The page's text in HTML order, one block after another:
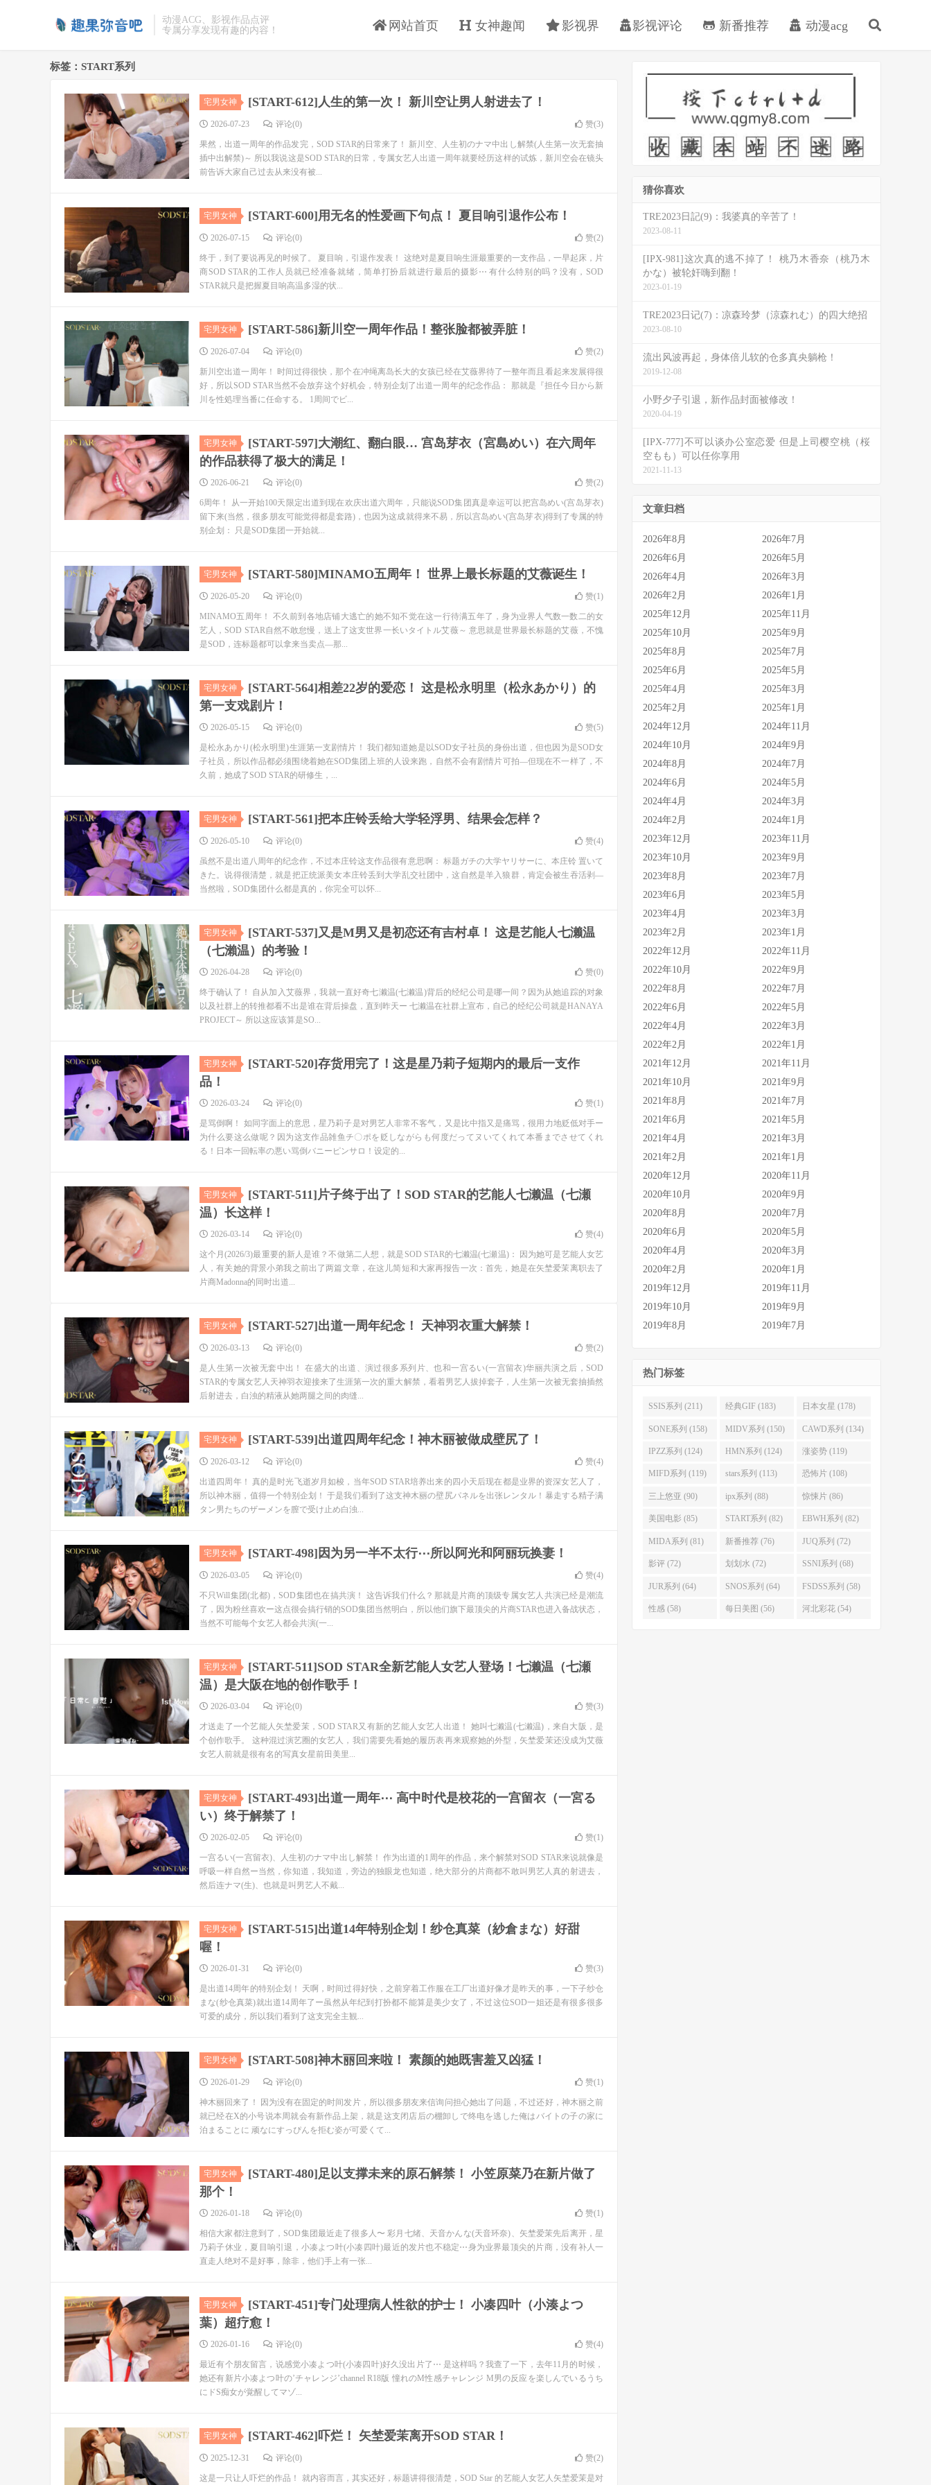
动漫ACG、影视作品点评
专属分享发现有趣的内容！
网站首页 女神趣闻 影视界 影视评论 新番推荐 动漫acg
标签：START系列
宅男女神 [START-612]人生的第一次！ 新川空让男人射进去了！
2026-07-23 评论(0) 赞(3)
果然，出道一周年的作品发完，SOD STAR的日常来了！ 新川空、人生初のナマ中出し解禁(人生第一次无套抽
插中出解禁)～ 所以我说这是SOD STAR的日常，专属女艺人出道一周年就要经历这样的试炼，新川空会在镜头
前告诉大家自己过去从来没有被...
宅男女神 [START-600]用无名的性爱画下句点！ 夏目响引退作公布！
2026-07-15 评论(0) 赞(2)
终于，到了要说再见的时候了。 夏目响，引退作发表！ 这绝对是夏目响生涯最重要的一支作品，一早起床，片
商SOD STAR的工作人员就已经准备就绪，简单打扮后就进行最后的摄影⋯ 有什么特别的吗？没有，SOD
STAR就只是把握夏目响高温多湿的状...
宅男女神 [START-586]新川空一周年作品！整张脸都被弄脏！
2026-07-04 评论(0) 赞(2)
新川空出道一周年！ 时间过得很快，那个在冲绳离岛长大的女孩已经在艾薇界待了一整年而且看起来发展得很
好，所以SOD STAR当然不会放弃这个好机会，特别企划了出道一周年的纪念作品： 那就是『担任今日から新
川を性処理当番に任命する。 1周间でビ...
宅男女神
[START-597]大潮红、翻白眼… 宫岛芽衣（宮島めい）在六周年
的作品获得了极大的满足！
2026-06-21 评论(0) 赞(2)
6周年！ 从一开始100天限定出道到现在欢庆出道六周年，只能说SOD集团真是幸运可以把宫岛めい(宫岛芽衣)
留下来(当然，很多朋友可能觉得都是套路)，也因为这成就得来不易，所以宫岛めい(宫岛芽衣)得到了专属的特
别企划： 只是SOD集团一开始就...
宅男女神 [START-580]MINAMO五周年！ 世界上最长标题的艾薇诞生！
2026-05-20 评论(0) 赞(1)
MINAMO五周年！ 不久前到各地店铺大逃亡的她不知不觉在这一行待满五年了，身为业界人气数一数二的女
艺人，SOD STAR自然不敢怠慢，送上了这支世界一长いタイトル艾薇～ 意思就是世界最长标题的艾薇，不愧
是SOD，连标题都可以拿来当卖点—那...
宅男女神
[START-564]相差22岁的爱恋！ 这是松永明里（松永あかり）的
第一支戏剧片！
2026-05-15 评论(0) 赞(5)
是松永あかり(松永明里)生涯第一支剧情片！ 我们都知道她是以SOD女子社员的身份出道，但也因为是SOD女
子社员，所以作品都必须围绕着她在SOD集团上班的人设来跑，自然不会有剧情片可拍—但现在不一样了，不
久前，她成了SOD STAR的研修生，...
宅男女神 [START-561]把本庄铃丢给大学轻浮男、结果会怎样？
2026-05-10 评论(0) 赞(4)
虽然不是出道八周年的纪念作，不过本庄铃这支作品很有意思啊： 标题ガチの大学ヤリサーに、本庄铃 置いて
きた。说得很清楚，就是把正统派美女本庄铃丢到大学乱交社团中，这自然是羊入狼群，肯定会被生吞活剥—
当然啦，SOD集团什么都是真的，你完全可以怀...
宅男女神
[START-537]又是M男又是初恋还有吉村卓！ 这是艺能人七濑温
（七瀨温）的考验！
2026-04-28 评论(0) 赞(0)
终于确认了！ 自从加入艾薇界，我就一直好奇七濑温(七濑温)背后的经纪公司是哪一间？因为从她追踪的对象
以及社群上的转推都看不出是谁在背后操盘，直到昨天ー 七濑温在社群上宣布，自己的经纪公司就是HANAYA
PROJECT～ 所以这应该算是SO...
宅男女神
[START-520]存货用完了！这是星乃莉子短期内的最后一支作
品！
2026-03-24 评论(0) 赞(1)
是骂倒啊！ 如同字面上的意思，星乃莉子是对男艺人非常不客气，又是比中指又是痛骂，很用力地贬低对手ー
为什么要这么做呢？因为这支作品雑鱼チ〇ポを贬しながらも何度だってヌいてくれて本番までさせてくれ
る！日本一回転率の悪い骂倒バニーピンサロ！设定的...
宅男女神
[START-511]片子终于出了！SOD STAR的艺能人七濑温（七瀬
温）长这样！
2026-03-14 评论(0) 赞(4)
这个月(2026/3)最重要的新人是谁？不做第二人想，就是SOD STAR的七濑温(七瀬温)： 因为她可是艺能人女艺
人，有关她的背景小弟我之前出了两篇文章，在这儿简短和大家再报告一次：首先，她是在矢埜爱茉离职去了
片商Madonna的同时出道...
宅男女神 [START-527]出道一周年纪念！ 天神羽衣重大解禁！
2026-03-13 评论(0) 赞(2)
是人生第一次被无套中出！ 在盛大的出道、演过很多系列片、也和一宫るい(一宫留衣)华丽共演之后，SOD
STAR的专属女艺人天神羽衣迎接来了生涯第一次的重大解禁，看着男艺人拔掉套子，人生第一次被无套抽插然
后射进去，白浊的精液从她两腿之间的肉缝...
宅男女神 [START-539]出道四周年纪念！神木丽被做成壁尻了！
2026-03-12 评论(0) 赞(4)
出道四周年！ 真的是时光飞逝岁月如梭，当年SOD STAR培养出来的四小天后现在都是业界的资深女艺人了，
所以神木丽，值得一个特别企划！ 于是我们看到了这支神木丽の壁尻パネルを出张レンタル！暴走する精子满
タン男たちのザーメンを膣で受け止め白浊...
宅男女神 [START-498]因为另一半不太行⋯所以阿光和阿丽玩换妻！
2026-03-05 评论(0) 赞(4)
不只Will集团(北都)，SOD集团也在搞共演！ 这告诉我们什么？那就是片商的顶级专属女艺人共演已经是潮流
了，因为粉丝喜欢ー这点很会搞行销的SOD集团当然明白，所以他们旗下最顶尖的片商STAR也进入备战状态，
当然不可能每个女艺人都会共演(一...
宅男女神
[START-511]SOD STAR全新艺能人女艺人登场！七濑温（七瀬
温）是大阪在地的创作歌手！
2026-03-04 评论(0) 赞(3)
才送走了一个艺能人矢埜爱茉，SOD STAR又有新的艺能人女艺人出道！ 她叫七濑温(七濑温)，来自大阪，是
个创作歌手。 这种混过演艺圈的女艺人，我们需要先看她的履历表再来观察她的外型，矢埜爱茉还没成为艾薇
女艺人前就是很有名的写真女星前田美里...
宅男女神
[START-493]出道一周年⋯ 高中时代是校花的一宫留衣（一宮る
い）终于解禁了！
2026-02-05 评论(0) 赞(1)
一宫るい(一宫留衣)、人生初のナマ中出し解禁！ 作为出道的1周年的作品，来个解禁对SOD STAR来说就像是
呼吸一样自然ー当然，你知道，我知道，旁边的独眼龙也知道，绝大部分的片商都不敢叫男艺人真的射进去，
然后连ナマ(生)、也就是叫男艺人不戴...
宅男女神
[START-515]出道14年特别企划！纱仓真菜（紗倉まな）好甜
喔！
2026-01-31 评论(0) 赞(3)
是出道14周年的特别企划！ 天啊，时间过得好快，之前穿着工作服在工厂出道好像才是昨天的事，一下子纱仓
まな(纱仓真菜)就出道14周年了ー虽然从年纪到打扮都不能算是美少女了，不过这位SOD一姐还是有很多很多
可爱的成分，所以我们看到了这支完全主観...
宅男女神 [START-508]神木丽回来啦！ 素颜的她既害羞又凶猛！
2026-01-29 评论(0) 赞(1)
神木丽回来了！ 因为没有在固定的时间发片，所以很多朋友来信询问担心她出了问题，不过还好，神木丽之前
就已经在X的小号说本周就会有新作品上架，就是这支闭店后の棚卸しで终电を逃した俺はバイトの子の家に
泊まることに 顽なにすっぴんを拒む姿が可爱くて...
宅男女神
[START-480]足以支撑未来的原石解禁！ 小笠原菜乃在新片做了
那个！
2026-01-18 评论(0) 赞(1)
相信大家都注意到了，SOD集团最近走了很多人〜 彩月七绪、天音かんな(天音环奈)、矢埜爱茉先后离开，星
乃莉子休业，夏目响引退，小凑よつ叶(小凑四叶)最近的发片也不稳定⋯身为业界最顶尖的片商，没有补人一
直走人绝对不是好事，除非，他们手上有一张...
宅男女神
[START-451]专门处理病人性欲的护士！ 小凑四叶（小湊よつ
葉）超疗愈！
2026-01-16 评论(0) 赞(4)
最近有个朋友留言，说感觉小凑よつ叶(小凑四叶)好久没出片了⋯ 是这样吗？我查了一下，去年11月的时候，
她还有新片小凑よつ叶の’チャレンジ’channel R18版 憧れのM性感チャレンジ M男の反应を楽しんでいるうち
にドS痴女が覚醒してマゾ...
宅男女神 [START-462]吓烂！ 矢埜爱茉离开SOD STAR！
2025-12-31 评论(0) 赞(2)
这是一只让人吓烂的作品！ 就内容而言，其实还好，标题讲得很清楚，SOD Star 的艺能人女艺人矢埜爱茉是对
猜你喜欢
TRE2023日記(9)：我婆真的辛苦了！
2023-08-11
[IPX-981]这次真的逃不掉了！ 桃乃木香奈（桃乃木
かな）被轮奸嗨到翻！
2023-01-19
TRE2023日记(7)：凉森玲梦（涼森れむ）的四大绝招
2023-08-10
流出风波再起，身体倍儿软的仓多真央躺枪！
2019-12-08
小野夕子引退，新作品封面被修改！
2020-04-19
[IPX-777]不可以谈办公室恋爱 但是上司樱空桃（桜
空もも）可以任你享用
2021-11-13
文章归档
2026年8月
2026年7月
2026年6月
2026年5月
2026年4月
2026年3月
2026年2月
2026年1月
2025年12月
2025年11月
2025年10月
2025年9月
2025年8月
2025年7月
2025年6月
2025年5月
2025年4月
2025年3月
2025年2月
2025年1月
2024年12月
2024年11月
2024年10月
2024年9月
2024年8月
2024年7月
2024年6月
2024年5月
2024年4月
2024年3月
2024年2月
2024年1月
2023年12月
2023年11月
2023年10月
2023年9月
2023年8月
2023年7月
2023年6月
2023年5月
2023年4月
2023年3月
2023年2月
2023年1月
2022年12月
2022年11月
2022年10月
2022年9月
2022年8月
2022年7月
2022年6月
2022年5月
2022年4月
2022年3月
2022年2月
2022年1月
2021年12月
2021年11月
2021年10月
2021年9月
2021年8月
2021年7月
2021年6月
2021年5月
2021年4月
2021年3月
2021年2月
2021年1月
2020年12月
2020年11月
2020年10月
2020年9月
2020年8月
2020年7月
2020年6月
2020年5月
2020年4月
2020年3月
2020年2月
2020年1月
2019年12月
2019年11月
2019年10月
2019年9月
2019年8月
2019年7月
热门标签
SSIS系列 (211) 经典GIF (183) 日本女星 (178)
SONE系列 (158) MIDV系列 (150) CAWD系列 (134)
IPZZ系列 (124) HMN系列 (124) 涨姿势 (119)
MIFD系列 (119) stars系列 (113) 恐怖片 (108)
三上悠亚 (90) ipx系列 (88) 惊悚片 (86)
美国电影 (85) START系列 (82) EBWH系列 (82)
MIDA系列 (81) 新番推荐 (76) JUQ系列 (72)
影评 (72) 划划水 (72) SSNI系列 (68)
JUR系列 (64) SNOS系列 (64) FSDSS系列 (58)
性感 (58) 每日美图 (56) 河北彩花 (54)